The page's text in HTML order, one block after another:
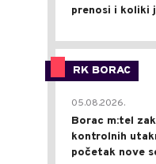
prenosi i koliki
RK BORAC
05.08.2026.
Borac m:tel
kontrolnih
početak nove